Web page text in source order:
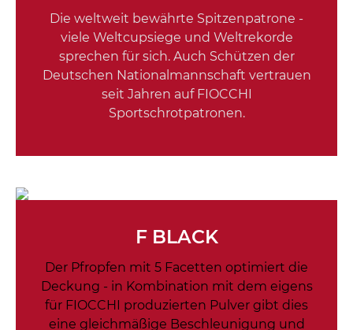
Die weltweit bewährte Spitzenpatrone -
viele Weltcupsiege und Weltrekorde
sprechen für sich. Auch Schützen der
Deutschen Nationalmannschaft vertrauen
seit Jahren auf FIOCCHI
Sportschrotpatronen.
F BLACK
Der Pfropfen mit 5 Facetten optimiert die
Deckung - in Kombination mit dem eigens
für FIOCCHI produzierten Pulver gibt dies
eine gleichmäßige Beschleunigung und